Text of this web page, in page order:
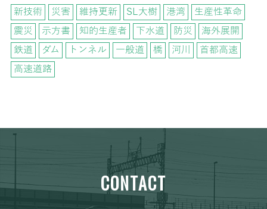
新技術 災害 維持更新 SL大樹 港湾
生産性革命
震災
示方書 知的生産者 下水道 防災
海外展開
鉄道
ダム トンネル 一般道 橋 河川
首都高速
高速道路
CONTACT